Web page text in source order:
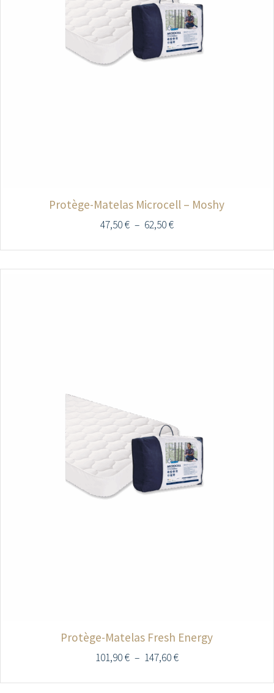
Protège-Matelas Microcell – Moshy
47,50€ – 62,50€
Protège-Matelas Fresh Energy
101,90€ – 147,60€